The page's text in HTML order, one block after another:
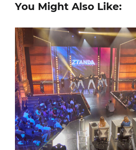
You Might Also Like: